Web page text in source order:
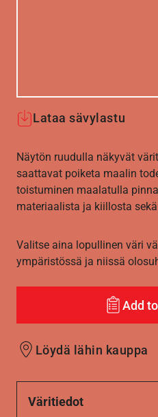
Lataa sävylastu
Näytön ruudulla näkyvät
saattavat poiketa maalin
toistuminen maalatulla
materiaalista ja kiillosta
Valitse aina lopullinen väri
ympäristössä ja niissä
Add
Löydä lähin kauppa
Väritiedot